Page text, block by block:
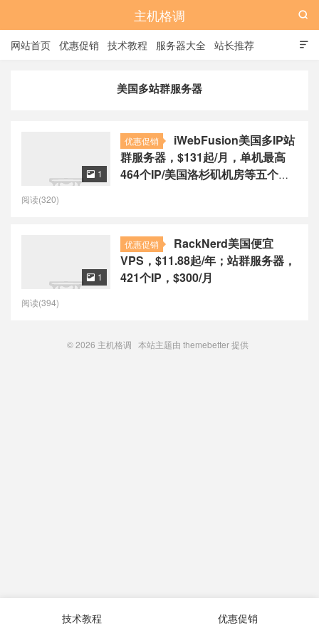
主机格调

网站首页 优惠促销 技术教程 服务器大全 站长推荐

美国多站群服务器
优惠促销
iWebFusion美国多IP站
群服务器，$131起/月，单机最高
464个IP/美国洛杉矶机房等五个机
 1
阅读(320)
优惠促销
RackNerd美国便宜
VPS，$11.88起/年；站群服务器，
421个IP，$300/月
 1
阅读(394)
© 2026 主机格调 本站主题由 themebetter提供
技术教程 优惠促销